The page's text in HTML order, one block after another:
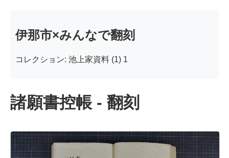
伊那市×みんなで翻刻
コレクション: 池上家資料 (1) 1
諸願書控帳 - 翻刻